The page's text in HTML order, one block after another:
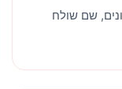
שם שולח